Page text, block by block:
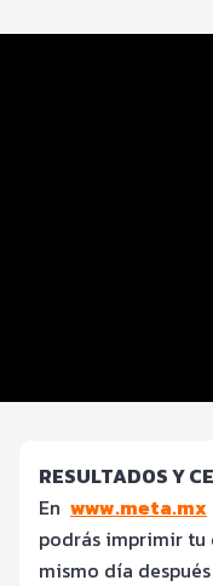
RESULTADOS Y
En www.meta.mx
podrás imprimir
mismo día